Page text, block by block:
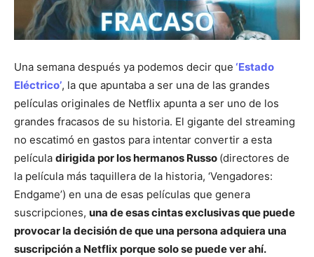
Una semana después ya podemos decir que ‘Estado
Eléctrico’, la que apuntaba a ser una de las grandes
películas originales de Netflix apunta a ser uno de los
grandes fracasos de su historia. El gigante del streaming
no escatimó en gastos para intentar convertir a esta
película dirigida por los hermanos Russo (directores de
la película más taquillera de la historia, ‘Vengadores:
Endgame’) en una de esas películas que genera
suscripciones, una de esas cintas exclusivas que puede
provocar la decisión de que una persona adquiera una
suscripción a Netflix porque solo se puede ver ahí.